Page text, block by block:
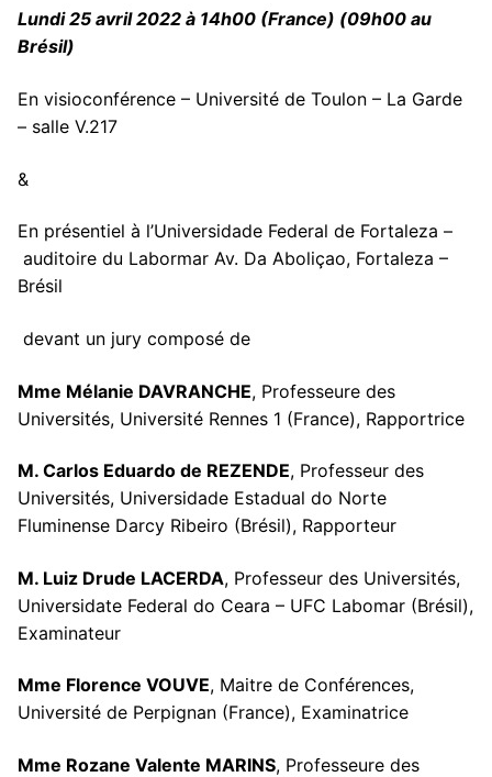
Lundi 25 avril 2022 à 14h00 (France) (09h00 au
Brésil)
En visioconférence – Université de Toulon – La Garde
– salle V.217
&
En présentiel à l’Universidade Federal de Fortaleza –
auditoire du Labormar Av. Da Aboliçao, Fortaleza –
Brésil
devant un jury composé de
Mme Mélanie DAVRANCHE, Professeure des
Universités, Université Rennes 1 (France), Rapportrice
M. Carlos Eduardo de REZENDE, Professeur des
Universités, Universidade Estadual do Norte
Fluminense Darcy Ribeiro (Brésil), Rapporteur
M. Luiz Drude LACERDA, Professeur des Universités,
Universidate Federal do Ceara – UFC Labomar (Brésil),
Examinateur
Mme Florence VOUVE, Maitre de Conférences,
Université de Perpignan (France), Examinatrice
Mme Rozane Valente MARINS, Professeure des